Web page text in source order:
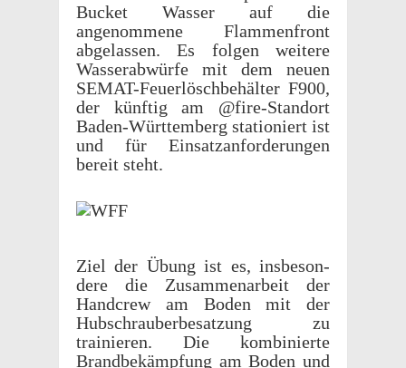
Bucket Wasser auf die
angenommene Flam­men­front
abge­lassen. Es folgen weit­ere
Wasser­ab­würfe mit dem neuen
SEMAT-Feuer­löschbe­häl­ter F900,
der künftig am @fire-Standort
Baden-Würt­tem­berg station­iert ist
und für Einsatzan­forderun­gen
bereit steht.
Ziel der Übung ist es, insbeson­
dere die Zusam­me­nar­beit der
Hand­crew am Boden mit der
Hubschrauberbe­satzung zu
trainieren. Die kombinierte
Brand­bekämp­fung am Boden und